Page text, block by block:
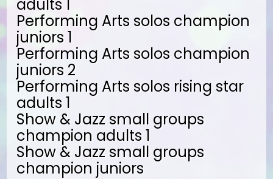
adults 1
Performing Arts solos champion
juniors 1
Performing Arts solos champion
juniors 2
Performing Arts solos rising star
adults 1
Show & Jazz small groups
champion adults 1
Show & Jazz small groups
champion juniors